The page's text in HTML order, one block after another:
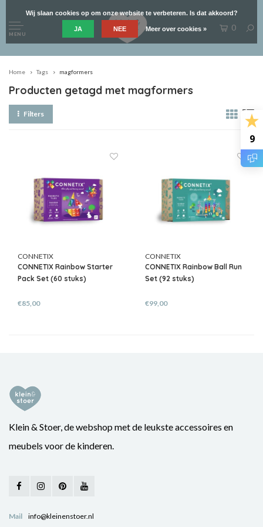
9
MENU
0
Home Tags magformers
Producten getagd met magformers
Filters
CONNETIX
CONNETIX Rainbow Starter
Pack Set (60 stuks)
€85,00
CONNETIX
CONNETIX Rainbow Ball Run
Set (92 stuks)
€99,00
Klein & Stoer, de webshop met de leukste accessoires en
meubels voor de kinderen.
Mail info@kleinenstoer.nl
Wij slaan cookies op om onze website te verbeteren. Is dat akkoord?
JA NEE Meer over cookies »